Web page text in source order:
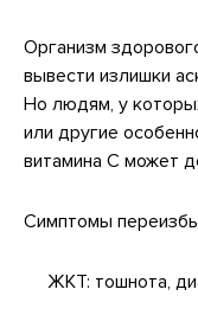
Организм
вывести излишки
Но людям, у
или другие
витамина С может
Симптомы
ЖКТ: тошнота,